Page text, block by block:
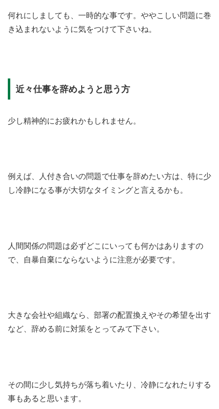
何れにしましても、一時的な事です。ややこしい問題に巻
き込まれないように気をつけて下さいね。
近々仕事を辞めようと思う方
少し精神的にお疲れかもしれません。
例えば、人付き合いの問題で仕事を辞めたい方は、特に少
し冷静になる事が大切なタイミングと言えるかも。
人間関係の問題は必ずどこにいっても何かはありますの
で、自暴自棄にならないように注意が必要です。
大きな会社や組織なら、部署の配置換えやその希望を出す
など、辞める前に対策をとってみて下さい。
その間に少し気持ちが落ち着いたり、冷静になれたりする
事もあると思います。